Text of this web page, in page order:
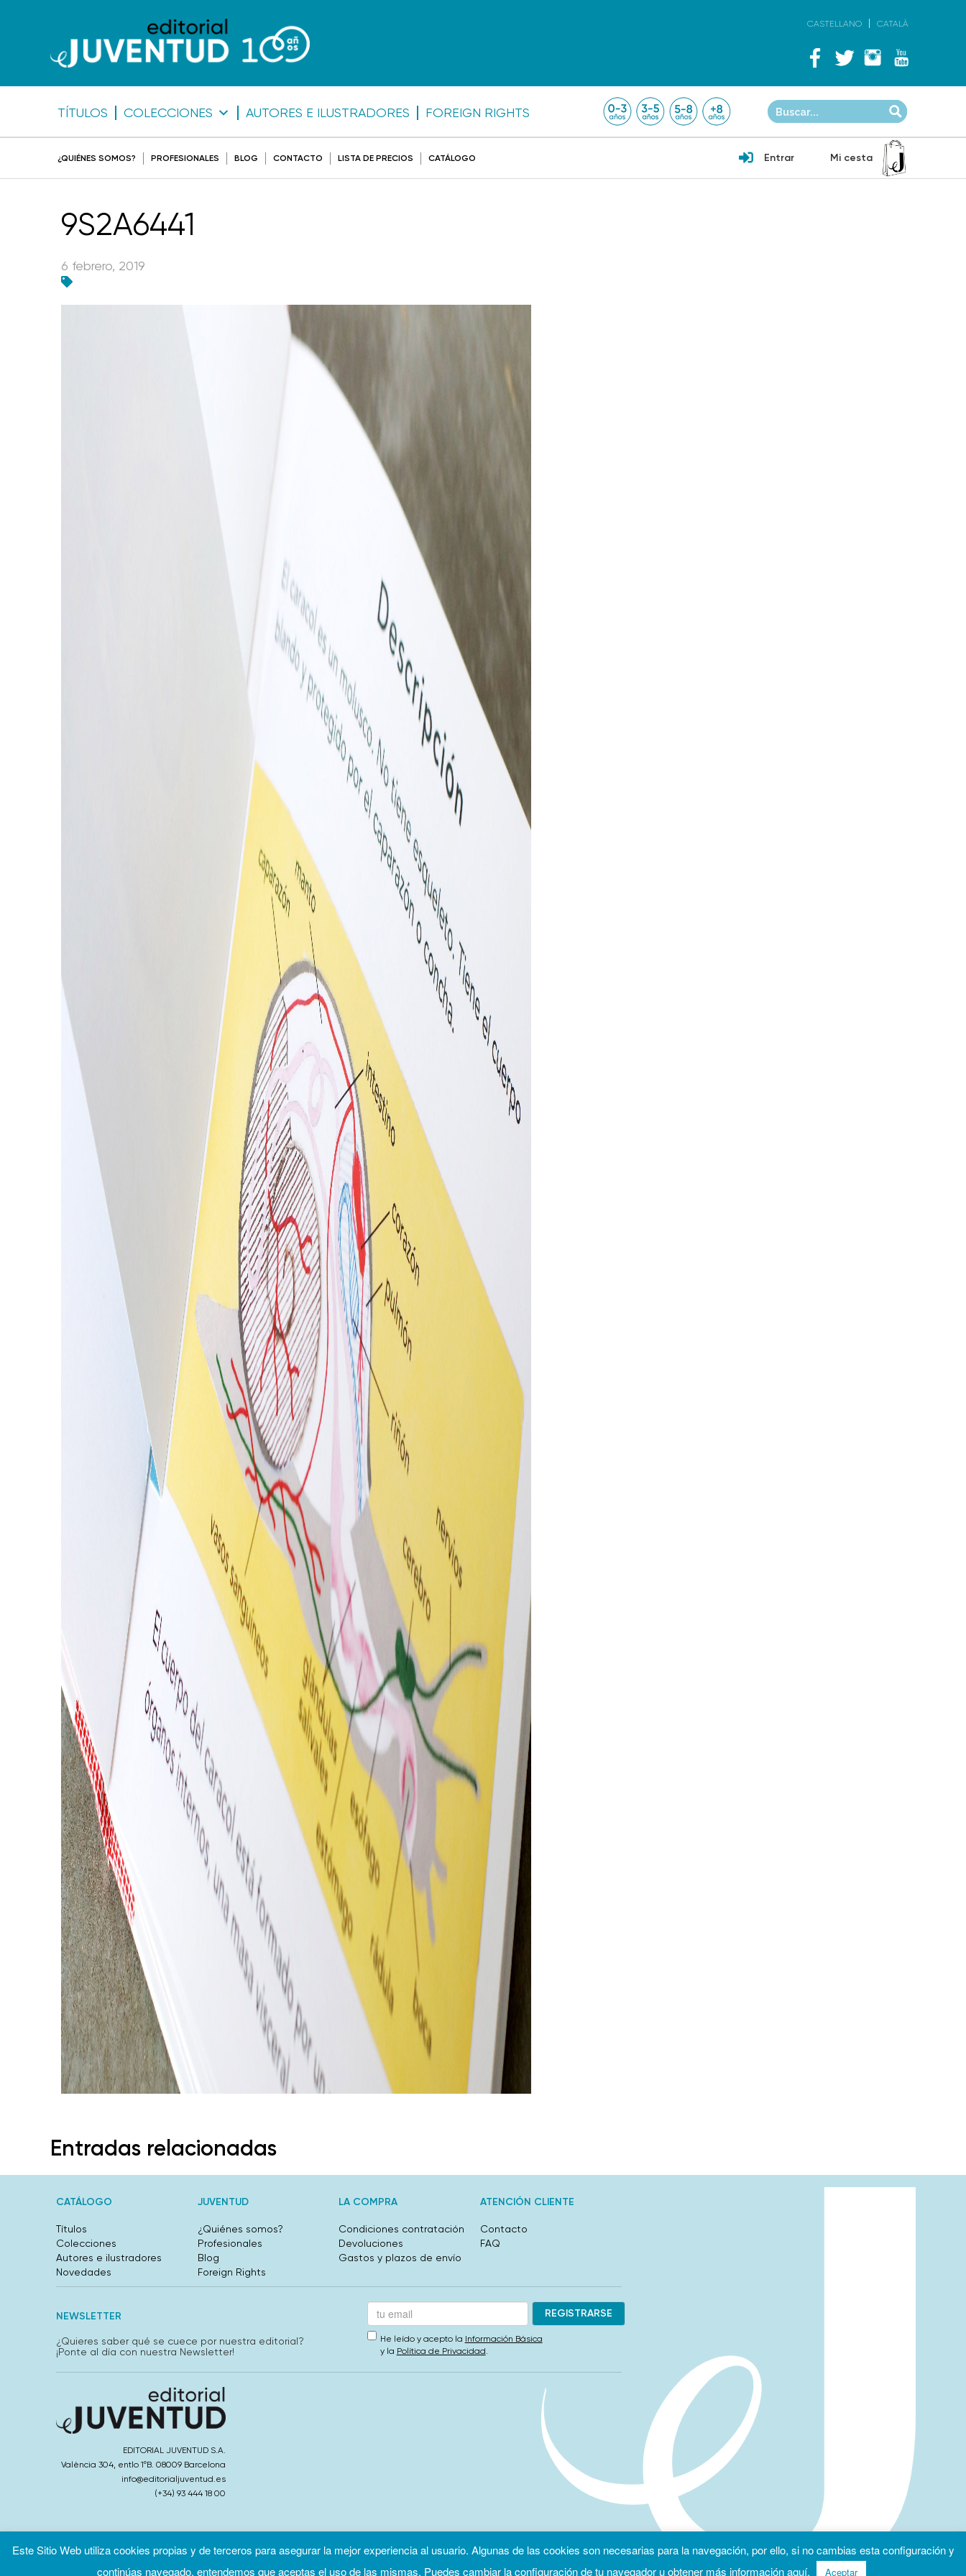
CASTELLANO CATALÀ
TÍTULOS COLECCIONES AUTORES E ILUSTRADORES FOREIGN RIGHTS
¿QUIÉNES SOMOS? PROFESIONALES BLOG CONTACTO LISTA DE PRECIOS CATÁLOGO Entrar Mi cesta
9S2A6441
6 febrero, 2019
Entradas relacionadas
CATÁLOGO
Títulos
Colecciones
Autores e ilustradores
Novedades
JUVENTUD
¿Quiénes somos?
Profesionales
Blog
Foreign Rights
LA COMPRA
Condiciones contratación
Devoluciones
Gastos y plazos de envío
ATENCIÓN CLIENTE
Contacto
FAQ
NEWSLETTER
¿Quieres saber qué se cuece por nuestra editorial?
¡Ponte al día con nuestra Newsletter!
He leído y acepto la Información Básica
y la Política de Privacidad.
EDITORIAL JUVENTUD S.A.
València 304, entlo 1ºB. 08009 Barcelona
info@editorialjuventud.es
(+34) 93 444 18 00
Este Sitio Web utiliza cookies propias y de terceros para asegurar la mejor experiencia al usuario. Algunas de las cookies son necesarias para la navegación, por ello, si no cambias esta configuración y
continúas navegado, entendemos que aceptas el uso de las mismas. Puedes cambiar la configuración de tu navegador u obtener más informaciónaquí. Aceptar